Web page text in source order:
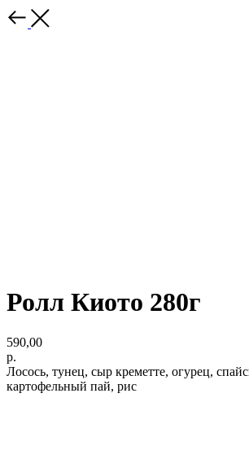
Ролл Киото 280г
590,00
р.
Лосось, тунец, сыр креметте, огурец,
картофельный пай, рис